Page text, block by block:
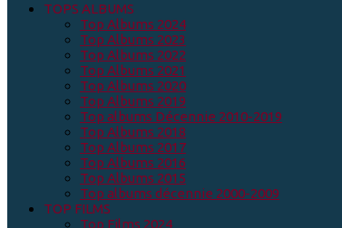
TOPS ALBUMS
Top Albums 2024
Top Albums 2023
Top Albums 2022
Top Albums 2021
Top Albums 2020
Top Albums 2019
Top albums Décennie 2010-2019
Top Albums 2018
Top Albums 2017
Top Albums 2016
Top Albums 2015
Top albums décennie 2000-2009
TOP FILMS
Top Films 2024